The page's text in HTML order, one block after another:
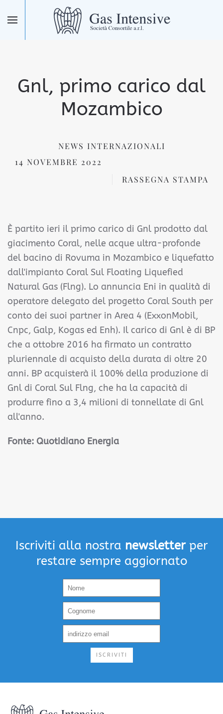
Skip to main content
Gnl, primo carico dal
Mozambico
NEWS INTERNAZIONALI
14 NOVEMBRE 2022
RASSEGNA STAMPA
È partito ieri il primo carico di Gnl prodotto dal
giacimento Coral, nelle acque ultra-profonde
del bacino di Rovuma in Mozambico e liquefatto
dall'impianto Coral Sul Floating Liquefied
Natural Gas (Flng). Lo annuncia Eni in qualità di
operatore delegato del progetto Coral South per
conto dei suoi partner in Area 4 (ExxonMobil,
Cnpc, Galp, Kogas ed Enh). Il carico di Gnl è di BP
che a ottobre 2016 ha firmato un contratto
pluriennale di acquisto della durata di oltre 20
anni. BP acquisterà il 100% della produzione di
Gnl di Coral Sul Flng, che ha la capacità di
produrre fino a 3,4 milioni di tonnellate di Gnl
all'anno.
Fonte: Quotidiano Energia
Iscriviti alla nostra newsletterper
restare sempre aggiornato
ISCRIVITI